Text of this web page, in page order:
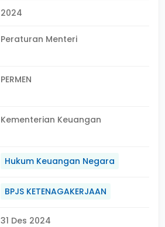
2024
Peraturan Menteri
PERMEN
Kementerian Keuangan
Hukum Keuangan Negara
BPJS KETENAGAKERJAAN
31 Des 2024